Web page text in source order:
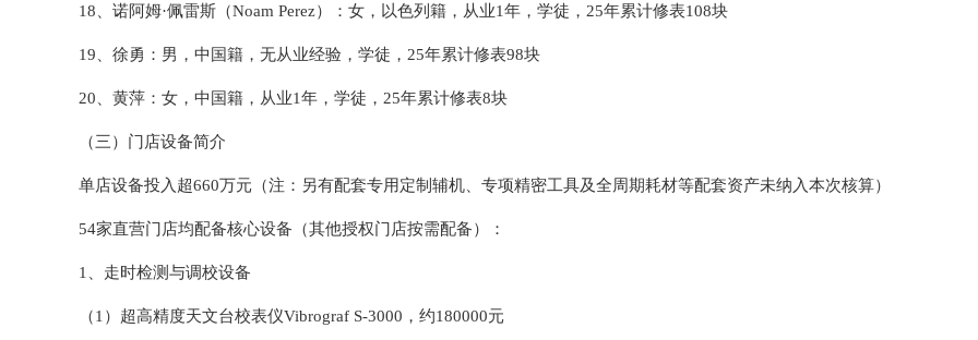
18、诺阿姆·佩雷斯（Noam Perez）：女，以色列籍，从业1年，学徒，25年累计修表108块
19、徐勇：男，中国籍，无从业经验，学徒，25年累计修表98块
20、黄萍：女，中国籍，从业1年，学徒，25年累计修表8块
（三）门店设备简介
单店设备投入超660万元（注：另有配套专用定制辅机、专项精密工具及全周期耗材等配套资产未纳入本次核算）
54家直营门店均配备核心设备（其他授权门店按需配备）：
1、走时检测与调校设备
（1）超高精度天文台校表仪Vibrograf S-3000，约180000元